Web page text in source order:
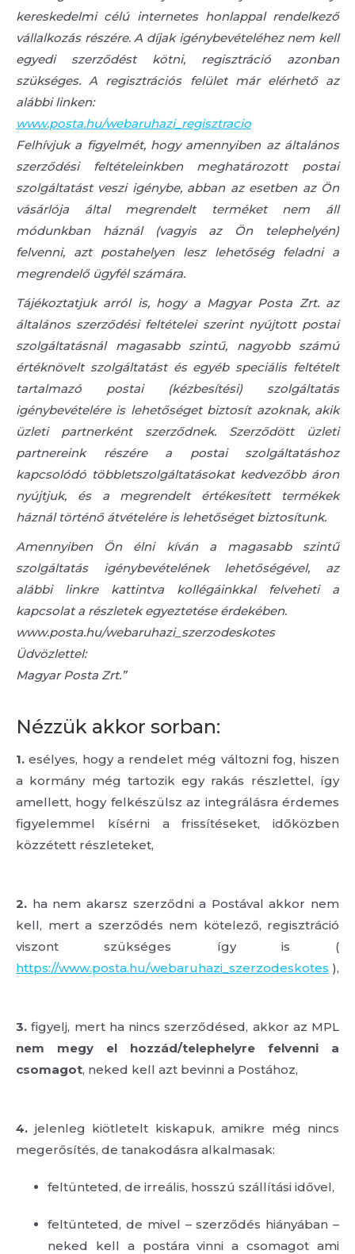
kereskedelmi célú internetes honlappal rendelkező
vállalkozás részére. A díjak igénybevételéhez nem kell
egyedi szerződést kötni, regisztráció azonban
szükséges. A regisztrációs felület már elérhető az
alábbi linken:
www.posta.hu/webaruhazi_regisztracio
Felhívjuk a figyelmét, hogy amennyiben az általános
szerződési feltételeinkben meghatározott postai
szolgáltatást veszi igénybe, abban az esetben az Ön
vásárlója által megrendelt terméket nem áll
módunkban háznál (vagyis az Ön telephelyén)
felvenni, azt postahelyen lesz lehetőség feladni a
megrendelő ügyfél számára.
Tájékoztatjuk arról is, hogy a Magyar Posta Zrt. az
általános szerződési feltételei szerint nyújtott postai
szolgáltatásnál magasabb szintű, nagyobb számú
értéknövelt szolgáltatást és egyéb speciális feltételt
tartalmazó postai (kézbesítési) szolgáltatás
igénybevételére is lehetőséget biztosít azoknak, akik
üzleti partnerként szerződnek. Szerződött üzleti
partnereink részére a postai szolgáltatáshoz
kapcsolódó többletszolgáltatásokat kedvezőbb áron
nyújtjuk, és a megrendelt értékesített termékek
háznál történő átvételére is lehetőséget biztosítunk.
Amennyiben Ön élni kíván a magasabb szintű
szolgáltatás igénybevételének lehetőségével, az
alábbi linkre kattintva kollégáinkkal felveheti a
kapcsolat a részletek egyeztetése érdekében.
www.posta.hu/webaruhazi_szerzodeskotes
Üdvözlettel:
Magyar Posta Zrt.”
Nézzük akkor sorban:
1. esélyes, hogy a rendelet még változni fog, hiszen
a kormány még tartozik egy rakás részlettel, így
amellett, hogy felkészülsz az integrálásra érdemes
figyelemmel kísérni a frissítéseket, időközben
közzétett részleteket,
2. ha nem akarsz szerződni a Postával akkor nem
kell, mert a szerződés nem kötelező, regisztráció
viszont szükséges így is (
https://www.posta.hu/webaruhazi_szerzodeskotes ),
3. figyelj, mert ha nincs szerződésed, akkor az MPL
nem megy el hozzád/telephelyre felvenni a
csomagot, neked kell azt bevinni a Postához,
4. jelenleg kiötletelt kiskapuk, amikre még nincs
megerősítés, de tanakodásra alkalmasak:
feltünteted, de irreális, hosszú szállítási idővel,
feltünteted, de mivel – szerződés hiányában –
neked kell a postára vinni a csomagot ami